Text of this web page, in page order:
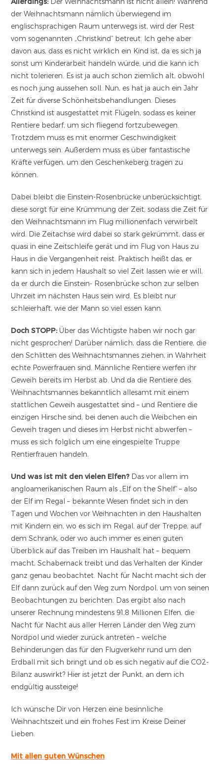
der Weihnachtsmann nämlich überwiegend im
englischsprachigen Raum unterwegs ist, wird der Rest
vom sogenannten „Christkind“ betreut. Ich gehe aber
davon aus, dass es nicht wirklich ein Kind ist, da es sich ja
sonst um Kinderarbeit handeln würde, und die kann ich
nicht tolerieren. Es ist ja auch schon ziemlich alt, obwohl
es noch jung aussehen soll. Nun, es hat ja auch ein Jahr
Zeit für diverse Schönheitsbehandlungen. Dieses
Christkind ist ausgestattet mit Flügeln, sodass es keiner
Rentiere bedarf, um sich fliegend fortzubewegen.
Trotzdem muss es mit enormer Geschwindigkeit
unterwegs sein. Außerdem muss es über fantastische
Kräfte verfügen, um den Geschenkeberg tragen zu
können.
Dabei bleibt die Einstein-Rosenbrücke unberücksichtigt,
diese sorgt für eine Krümmung der Zeit, sodass die Zeit für
den Weihnachtsmann im Flug millionenfach verwirbelt
wird. Die Zeitachse wird dabei so stark gekrümmt, dass er
quasi in eine Zeitschleife gerät und im Flug von Haus zu
Haus in die Vergangenheit reist. Praktisch heißt das, er
kann sich in jedem Haushalt so viel Zeit lassen wie er will,
da er durch die Einstein- Rosenbrücke schon zur selben
Uhrzeit im nächsten Haus sein wird. Es bleibt nur
schleierhaft, wie der Mann so viel essen kann.
Doch STOPP: Über das Wichtigste haben wir noch gar
nicht gesprochen! Darüber nämlich, dass die Rentiere, die
den Schlitten des Weihnachtsmannes ziehen, in Wahrheit
echte Powerfrauen sind. Männliche Rentiere werfen ihr
Geweih bereits im Herbst ab. Und da die Rentiere des
Weihnachtsmannes bekanntlich allesamt mit einem
stattlichen Geweih ausgestattet sind – und Rentiere die
einzigen Hirsche sind, bei denen auch die Weibchen ein
Geweih tragen und dieses im Herbst nicht abwerfen –
muss es sich folglich um eine eingespielte Truppe
Rentierfrauen handeln.
Und was ist mit den vielen Elfen? Das vor allem im
angloamerikanischen Raum als „Elf on the Shelf“ – also
der Elf im Regal – bekannte Wesen findet sich in den
Tagen und Wochen vor Weihnachten in den Haushalten
mit Kindern ein, wo es sich im Regal, auf der Treppe, auf
dem Schrank, oder wo auch immer es einen guten
Überblick auf das Treiben im Haushalt hat – bequem
macht, Schabernack treibt und das Verhalten der Kinder
ganz genau beobachtet. Nacht für Nacht macht sich der
Elf dann zurück auf den Weg zum Nordpol, um von seinen
Beobachtungen zu berichten. Das ergibt also nach
unserer Rechnung mindestens 91,8 Millionen Elfen, die
Nacht für Nacht aus aller Herren Länder den Weg zum
Nordpol und wieder zurück antreten – welche
Behinderungen das für den Flugverkehr rund um den
Erdball mit sich bringt und ob es sich negativ auf die CO2-
Bilanz auswirkt? Hier ist jetzt der Punkt, an dem ich
endgültig aussteige!
Ich wünsche Dir von Herzen eine besinnliche
Weihnachtszeit und ein frohes Fest im Kreise Deiner
Lieben.
Mit allen guten Wünschen